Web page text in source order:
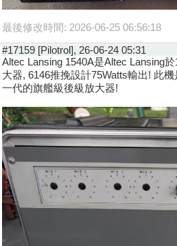
最後修改時間: 2026-06-25 06:56:18
#17159 [Pilotrol], 26-06-24 05:31
Altec Lansing 1540A是Altec Lansing
大器, 6146推挽設計75Watts輸出! 此
一代的旗艦級後級放大器!